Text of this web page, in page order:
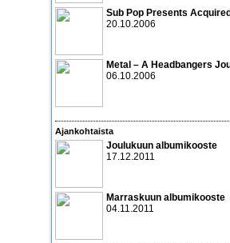
Sub Pop Presents
20.10.2006
Metal – A Headbangers
06.10.2006
Ajankohtaista
Joulukuun albumikooste
17.12.2011
Marraskuun albumikooste
04.11.2011